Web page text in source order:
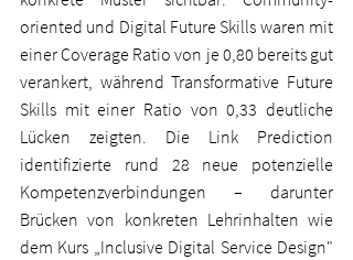
oriented und Digital Future Skills waren mit
einer Coverage Ratio von je 0,80 bereits gut
verankert, während Transformative Future
Skills mit einer Ratio von 0,33 deutliche
Lücken zeigten. Die Link Prediction
identifizierte rund 28 neue potenzielle
Kompetenzverbindungen – darunter
Brücken von konkreten Lehrinhalten wie
dem Kurs „Inclusive Digital Service Design"